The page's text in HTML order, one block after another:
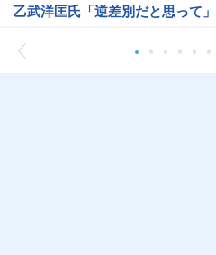
乙武洋匡氏「逆差別だと思って」